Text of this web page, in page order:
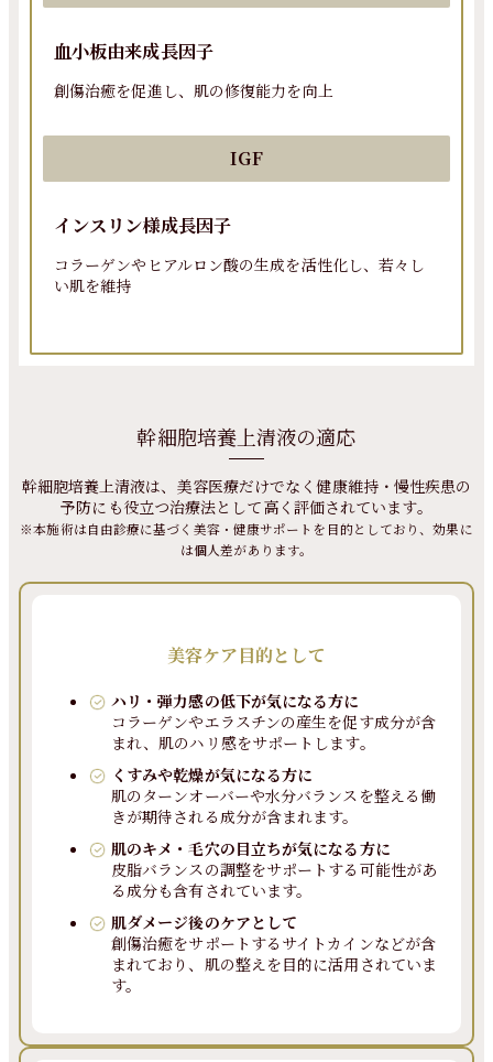
血小板由来成長因子
創傷治癒を促進し、肌の修復能力を向上
IGF
インスリン様成長因子
コラーゲンやヒアルロン酸の生成を活性化し、若々し
い肌を維持
幹細胞培養上清液の適応
幹細胞培養上清液は、美容医療だけでなく健康維持・慢性疾患の
予防にも役立つ治療法として高く評価されています。
※本施術は自由診療に基づく美容・健康サポートを目的としており、効果に
は個人差があります。
美容ケア目的として
ハリ・弾力感の低下が気になる方に
コラーゲンやエラスチンの産生を促す成分が含
まれ、肌のハリ感をサポートします。
くすみや乾燥が気になる方に
肌のターンオーバーや水分バランスを整える働
きが期待される成分が含まれます。
肌のキメ・毛穴の目立ちが気になる方に
皮脂バランスの調整をサポートする可能性があ
る成分も含有されています。
肌ダメージ後のケアとして
創傷治癒をサポートするサイトカインなどが含
まれており、肌の整えを目的に活用されていま
す。